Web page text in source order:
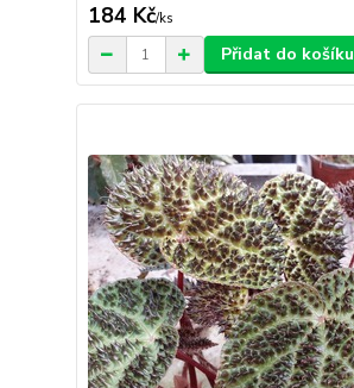
184 Kč/ks
Přidat do košíku